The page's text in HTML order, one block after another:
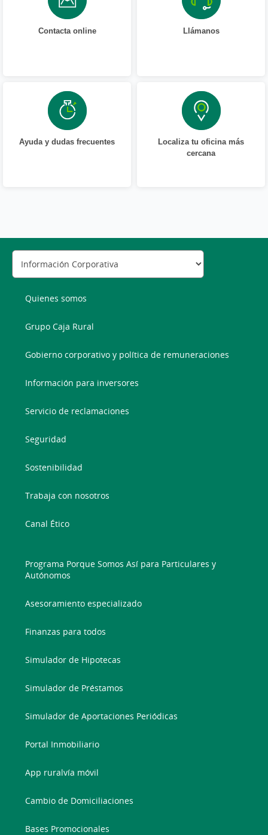
Contacta online Llámanos
Ayuda y dudas frecuentes
Localiza tu oficina más
cercana
Quienes somos
Grupo Caja Rural
Gobierno corporativo y política de remuneraciones
Información para inversores
Servicio de reclamaciones
Seguridad
Sostenibilidad
Trabaja con nosotros
Canal Ético
Programa Porque Somos Así para Particulares y
Autónomos
Asesoramiento especializado
Finanzas para todos
Simulador de Hipotecas
Simulador de Préstamos
Simulador de Aportaciones Periódicas
Portal Inmobiliario
App ruralvía móvil
Cambio de Domiciliaciones
Bases Promocionales